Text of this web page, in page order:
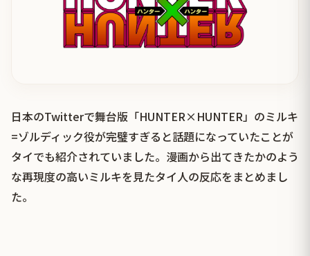
日本のTwitterで舞台版「HUNTER×HUNTER」のミルキ
=ゾルディック役が完璧すぎると話題になっていたことが
タイでも紹介されていました。漫画から出てきたかのよう
な再現度の高いミルキを見たタイ人の反応をまとめまし
た。